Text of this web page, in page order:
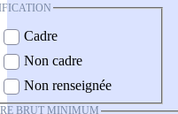
Cadre
Non cadre
Non renseignée
BRUT MINIMUM